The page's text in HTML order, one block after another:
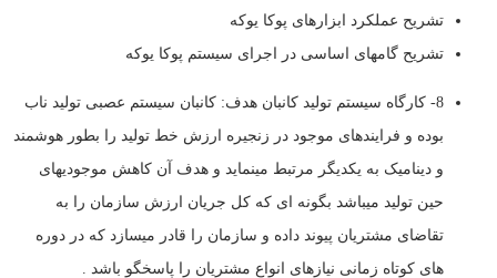
تشریح عملکرد ابزارهای پوکا یوکه
تشریح گامهای اساسی در اجرای سیستم پوکا یوکه
8- کارگاه سیستم تولید کانبان هدف: کانبان سیستم عصبی تولید ناب
بوده و فرایندهای موجود در زنجیره ارزش خط تولید را بطور هوشمند
و دینامیک به یکدیگر مرتبط مینماید و هدف آن کاهش موجودیهای
حین تولید میباشد بگونه ای که کل جریان ارزش سازمان را به
تقاضای مشتریان پیوند داده و سازمان را قادر میسازد که در دوره
های کوتاه زمانی نیازهای انواع مشتریان را پاسخگو باشد .